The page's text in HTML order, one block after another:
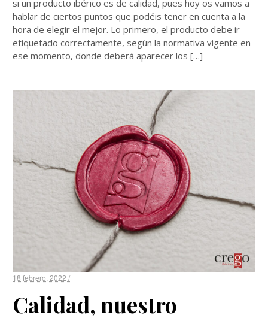
si un producto ibérico es de calidad, pues hoy os vamos a
hablar de ciertos puntos que podéis tener en cuenta a la
hora de elegir el mejor. Lo primero, el producto debe ir
etiquetado correctamente, según la normativa vigente en
ese momento, donde deberá aparecer los […]
18 febrero, 2022 /
Calidad, nuestro